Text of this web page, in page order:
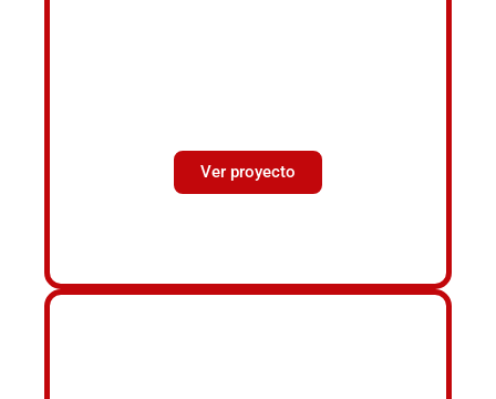
Ver proyecto